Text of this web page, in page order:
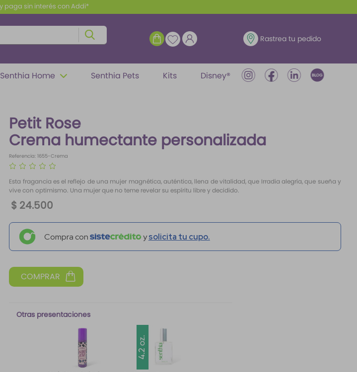
ENTRAR Rastrea tu pedido
Senthia Home Senthia Pets Kits
Disney®
Petit Rose
Crema humectante personalizada
Referencia:1655-Crema
Esta fragancia es el reflejo de una mujer magnética, auténtica, llena de vitalidad, que Irradia alegría, que sueña y
vive con optimismo. Una mujer que no teme revelar su espíritu libre y decidido.
$ 24.500
Compra con ysolicita tu cupo.
Otras presentaciones